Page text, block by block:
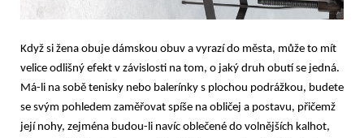
Když si žena obuje dámskou obuv a vyrazí do města, může to mít
velice odlišný efekt v závislosti na tom, o jaký druh obutí se jedná.
Má-li na sobě tenisky nebo balerínky s plochou podrážkou, budete
se svým pohledem zaměřovat spíše na obličej a postavu, přičemž
její nohy, zejména budou-li navíc oblečené do volnějších kalhot,